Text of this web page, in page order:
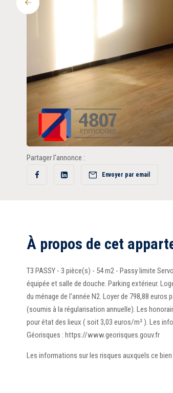
Précédent
Partager l'annonce :
Partager
Partager
Envoyer par email
À propos de cet
T3 PASSY - 3 pièce(s) - 54 m2 - Passy limite
équipée et salle de douche. Parking extérieur.
du ménage de l'année N2. Loyer de 798,88
(soumis à la régularisation annuelle). Les
pour état des lieux ( soit 3,03 euros/m² ). Les
Géorisques : https://www.georisques.gouv.fr
Les informations sur les risques auxquels ce